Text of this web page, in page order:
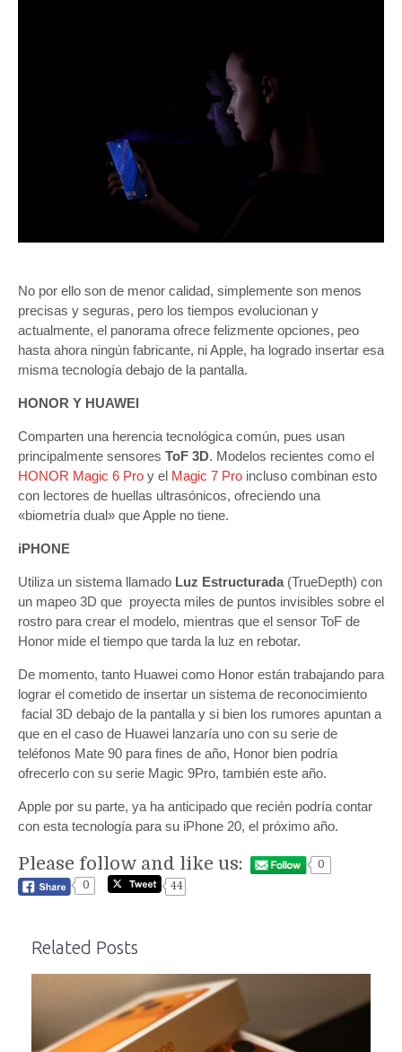
No por ello son de menor calidad, simplemente son menos
precisas y seguras, pero los tiempos evolucionan y
actualmente, el panorama ofrece felizmente opciones, peo
hasta ahora ningún fabricante, ni Apple, ha logrado insertar esa
misma tecnología debajo de la pantalla.
HONOR Y HUAWEI
Comparten una herencia tecnológica común, pues usan
principalmente sensores ToF 3D. Modelos recientes como el
HONOR Magic 6 Pro y el Magic 7 Pro incluso combinan esto
con lectores de huellas ultrasónicos, ofreciendo una
«biometría dual» que Apple no tiene.
iPHONE
Utiliza un sistema llamado Luz Estructurada(TrueDepth) con
un mapeo 3D que proyecta miles de puntos invisibles sobre el
rostro para crear el modelo, mientras que el sensor ToF de
Honor mide el tiempo que tarda la luz en rebotar.
De momento, tanto Huawei como Honor están trabajando para
lograr el cometido de insertar un sistema de reconocimiento
facial 3D debajo de la pantalla y si bien los rumores apuntan a
que en el caso de Huawei lanzaría uno con su serie de
teléfonos Mate 90 para fines de año, Honor bien podría
ofrecerlo con su serie Magic 9Pro, también este año.
Apple por su parte, ya ha anticipado que recién podría contar
con esta tecnología para su iPhone 20, el próximo año.
Please follow and like us:
0
0
44
Related Posts